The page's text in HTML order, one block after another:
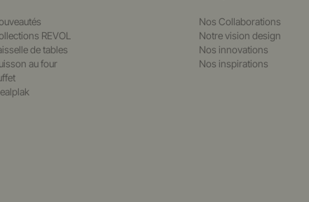
REVOL
de tables
au four
Nos Collaborations
Notre vision design
Nos innovations
Nos inspirations